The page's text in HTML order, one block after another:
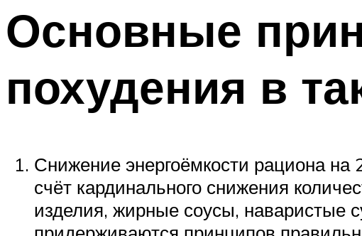
Основные
похудения в
Снижение энергоёмкости рациона
счёт кардинального снижения
изделия, жирные соусы, наваристые